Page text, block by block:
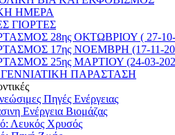
ΗΜΕΡΑ
ΓΙΟΡΤΕΣ
28ης ΟΚΤΩΒΡΙΟΥ ( 27-10-
17ης ΝΟΕΜΒΡΗ (17-11-
25ης ΜΑΡΤΙΟΥ (24-03-
ΠΑΡΑΣΤΑΣΗ
Πηγές Ενέργειας
Ενέργεια Βιομάζας
Λευκός Χρυσός